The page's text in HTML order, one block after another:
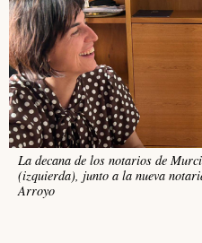
La decana de los notarios de
(izquierda), junto a la nueva
Arroyo